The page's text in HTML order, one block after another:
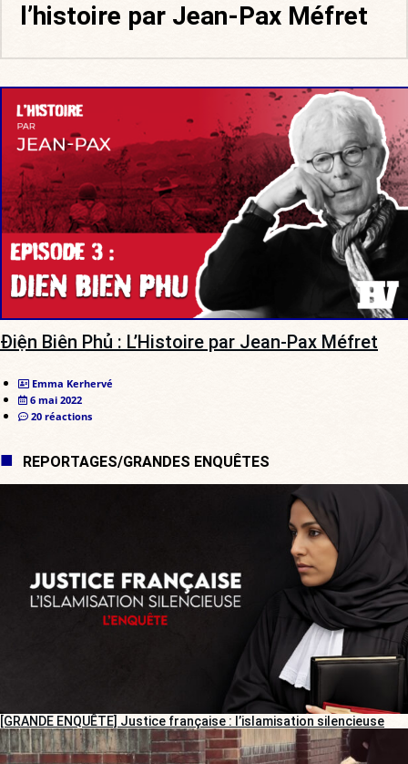
l’histoire par Jean-Pax Méfret
Ðiện Biên Phủ : L’Histoire par Jean-Pax Méfret
Emma Kerhervé
6 mai 2022
20 réactions
REPORTAGES/GRANDES ENQUÊTES
[GRANDE ENQUÊTE] Justice française : l’islamisation silencieuse